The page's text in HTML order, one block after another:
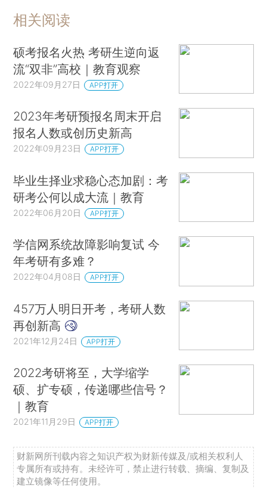
相关阅读
硕考报名火热 考研生逆向返
流“双非”高校｜教育观察
2022年09月27日 APP打开
2023年考研预报名周末开启
报名人数或创历史新高
2022年09月23日 APP打开
毕业生择业求稳心态加剧：考
研考公何以成大流｜教育
2022年06月20日 APP打开
学信网系统故障影响复试 今
年考研有多难？
2022年04月08日 APP打开
457万人明日开考，考研人数
再创新高
2021年12月24日 APP打开
2022考研将至，大学缩学
硕、扩专硕，传递哪些信号？
｜教育
2021年11月29日 APP打开
财新网所刊载内容之知识产权为财新传媒及/或相关权利人
专属所有或持有。未经许可，禁止进行转载、摘编、复制及
建立镜像等任何使用。